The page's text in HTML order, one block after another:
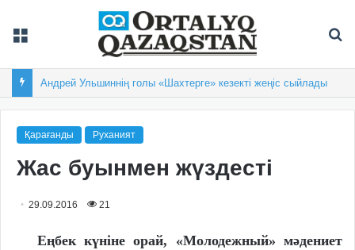
Андрей Ульшиннің голы «Шахтерге» кезекті жеңіс сыйлады
Қарағанды Руханият
Жас буынмен жүздесті
29.09.2016 21
Еңбек күніне орай, «Молодежный» мәдениет